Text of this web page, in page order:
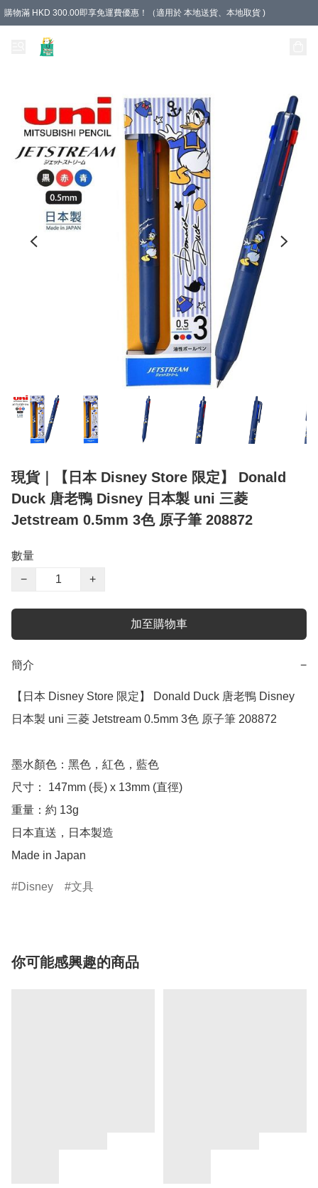
購物滿 HKD 300.00即享免運費優惠！（適用於 本地送貨、本地取貨 )
現貨｜【日本 Disney Store 限定】 Donald
Duck 唐老鴨 Disney 日本製 uni 三菱
Jetstream 0.5mm 3色 原子筆 208872
數量
−
+
加至購物車
簡介 −
【日本 Disney Store 限定】 Donald Duck 唐老鴨 Disney
日本製 uni 三菱 Jetstream 0.5mm 3色 原子筆 208872
墨水顏色：黑色，紅色，藍色
尺寸： 147mm (長) x 13mm (直徑)
重量：約 13g
日本直送，日本製造
Made in Japan
Disney 文具
你可能感興趣的商品